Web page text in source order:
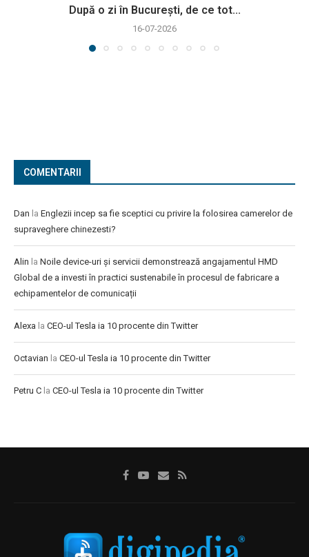
După o zi în București, de ce tot...
16-07-2026
COMENTARII
Dan la Englezii incep sa fie sceptici cu privire la folosirea camerelor de
supraveghere chinezesti?
Alin la Noile device-uri și servicii demonstrează angajamentul HMD
Global de a investi în practici sustenabile în procesul de fabricare a
echipamentelor de comunicații
Alexa la CEO-ul Tesla ia 10 procente din Twitter
Octavian la CEO-ul Tesla ia 10 procente din Twitter
Petru C la CEO-ul Tesla ia 10 procente din Twitter